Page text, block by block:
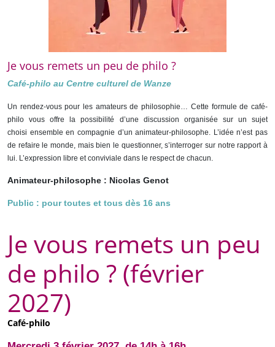
Je vous remets un peu de philo ?
Café-philo au Centre culturel de Wanze
Un rendez-vous pour les amateurs de philosophie… Cette formule de café-
philo vous offre la possibilité d’une discussion organisée
sur un sujet
choisi ensemble en compagnie d’un animateur-philosophe. L’idée n’est pas
de refaire le monde, mais bien le questionner, s’interroger sur notre rapport à
lui. L’expression libre et conviviale dans le respect de chacun.
Animateur-philosophe : Nicolas Genot
Public : pour toutes et tous dès 16 ans
Je vous remets un peu
de philo ? (février
2027)
Café-philo